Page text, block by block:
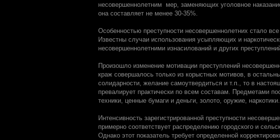
несовершеннолетним мер, заменяющих уголовное
она составляет не менее 30-35%.
Особенностью преступности несовершеннолетних стало
Известны случаи использования усыпляющих и
несовершеннолетними изнасилований и других
Произошло изменение мотивации преступлений
краж совершалось только из корыстных мотивов, в
солидарности, желание самоутвердиться и т.п., то в
превалирует практически по всем составам. Предметами
техники, ценные бумаги и деньги, золото, оружие, наркотики.
Интенсивность зарегистрированной преступности
примерно соответствует распределению городского и
Однако этот показатель требует определенной